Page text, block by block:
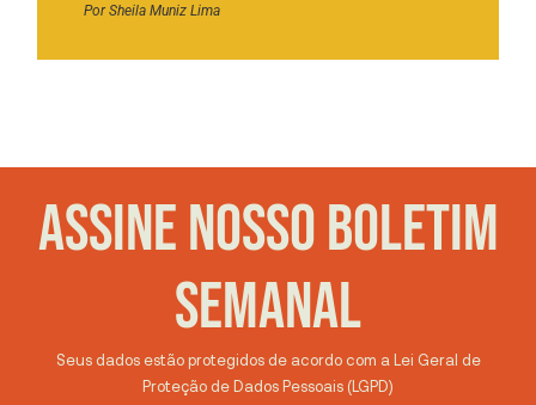
PorSheila Muniz Lima
ASSINE NOSSO BOLETIM
SEMANAL
Seus dados estão protegidos de acordo com a Lei Geral de
Proteção de Dados Pessoais (LGPD)